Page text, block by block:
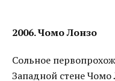
2006. Чомо Лонзо
Cольное
Западной стене Чомо